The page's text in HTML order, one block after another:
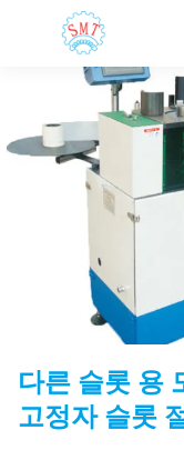
다른 슬롯 용
고정자 슬롯